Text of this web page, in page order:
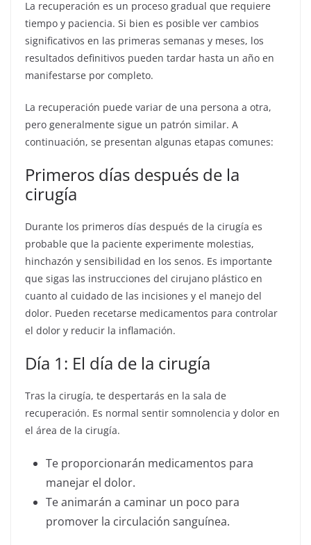
La recuperación es un proceso gradual que requiere
tiempo y paciencia. Si bien es posible ver cambios
significativos en las primeras semanas y meses, los
resultados definitivos pueden tardar hasta un año en
manifestarse por completo.
La recuperación puede variar de una persona a otra,
pero generalmente sigue un patrón similar. A
continuación, se presentan algunas etapas comunes:
Primeros días después de la
cirugía
Durante los primeros días después de la cirugía es
probable que la paciente experimente molestias,
hinchazón y sensibilidad en los senos. Es importante
que sigas las instrucciones del cirujano plástico en
cuanto al cuidado de las incisiones y el manejo del
dolor. Pueden recetarse medicamentos para controlar
el dolor y reducir la inflamación.
Día 1: El día de la cirugía
Tras la cirugía, te despertarás en la sala de
recuperación. Es normal sentir somnolencia y dolor en
el área de la cirugía.
Te proporcionarán medicamentos para
manejar el dolor.
Te animarán a caminar un poco para
promover la circulación sanguínea.